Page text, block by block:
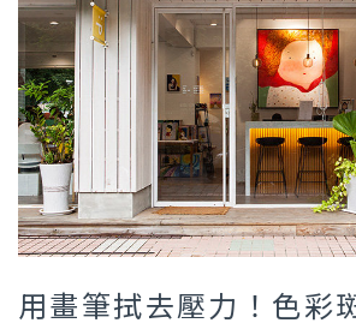
用畫筆拭去壓力！色彩